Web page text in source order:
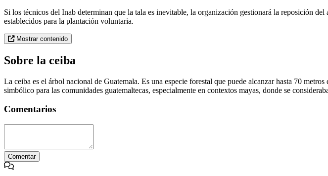
Si los técnicos del Inab determinan que la tala es inevitable, la organización gestionará la reposición
establecidos para la plantación voluntaria.
Mostrar contenido
Sobre la ceiba
La ceiba es el árbol nacional de Guatemala. Es una especie forestal que puede alcanzar hasta 70
simbólico para las comunidades guatemaltecas, especialmente en contextos mayas, donde se
Comentarios
Comentar